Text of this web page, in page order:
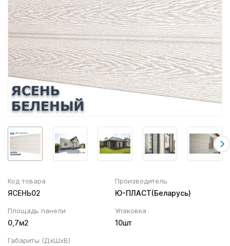
Вентиляционный выход
Колпаки, Проходы, Вент.ленты
Муфта трубы
Соединитель желоба
Трубы водосточные
Угол желоба
ХВОЙНАЯ фанера НЕ ШЛИФОВАННАЯ
Код товара
ЯСЕНЬ02
Производитель
Ю-ПЛАСТ(Беларусь)
Площадь панели
0,7м2
Упаковка
10шт
Габариты (ДхШхВ)